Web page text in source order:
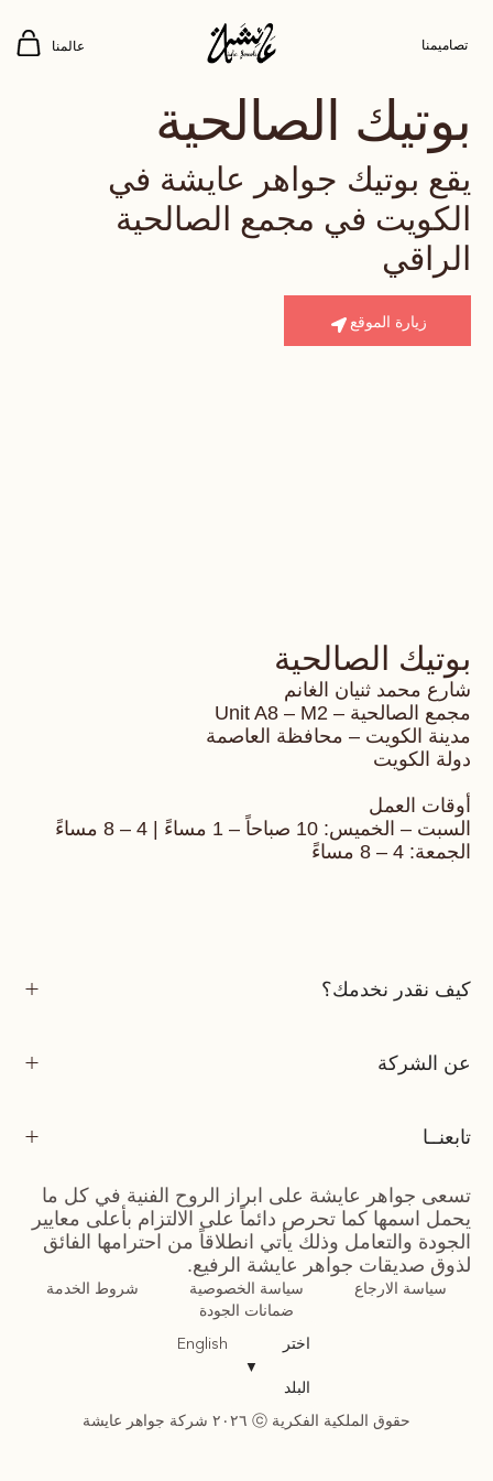
تصاميمنا عالمنا
بوتيك الصالحية
يقع بوتيك جواهر عايشة في
الكويت في مجمع الصالحية
الراقي
زيارة الموقع
بوتيك الصالحية
شارع محمد ثنيان الغانم
مجمع الصالحية – Unit A8 – M2
مدينة الكويت – محافظة العاصمة
دولة الكويت
أوقات العمل
السبت – الخميس: 10 صباحاً – 1 مساءً | 4 – 8 مساءً
الجمعة: 4 – 8 مساءً
كيف نقدر نخدمك؟
عن الشركة
تابعنــا
تسعى جواهر عايشة على ابراز الروح الفنية في كل ما
يحمل اسمها كما تحرص دائماً على الالتزام بأعلى معايير
الجودة والتعامل وذلك يأتي انطلاقاً من احترامها الفائق
لذوق صديقات جواهر عايشة الرفيع.
سياسة الارجاع سياسة الخصوصية
شروط الخدمة
ضمانات الجودة
اختر
البلد
▼
English
حقوق الملكية الفكرية ⓒ ٢٠٢٦ شركة جواهر عايشة